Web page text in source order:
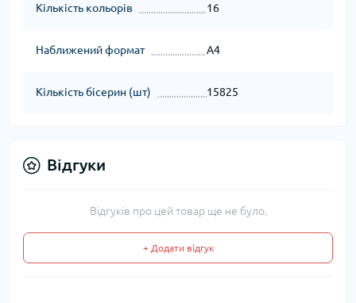
Кількість кольорів 16
Наближений формат А4
Кількість бісерин (шт) 15825
Відгуки
Відгуків про цей товар ще не було.
+ Додати відгук